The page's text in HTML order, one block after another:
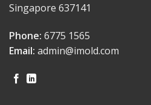
Singapore 637141
Phone: 6775 1565
Email: admin@imold.com